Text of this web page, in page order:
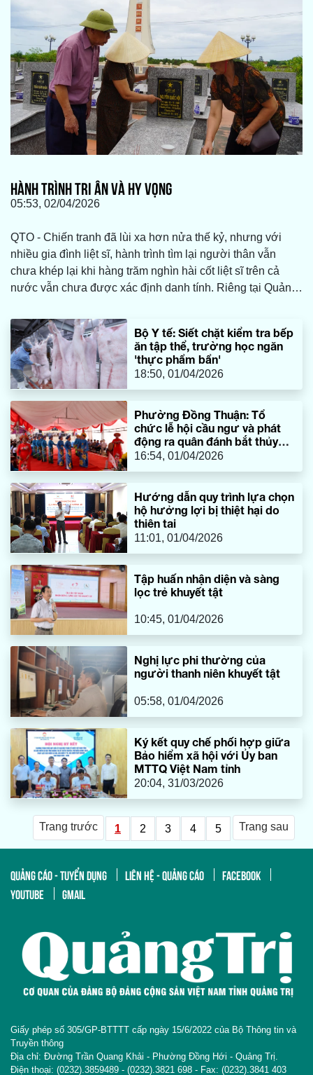
HÀNH TRÌNH TRI ÂN VÀ HY VỌNG
05:53, 02/04/2026
QTO - Chiến tranh đã lùi xa hơn nửa thế kỷ, nhưng với
nhiều gia đình liệt sĩ, hành trình tìm lại người thân vẫn
chưa khép lại khi hàng trăm nghìn hài cốt liệt sĩ trên cả
nước vẫn chưa được xác định danh tính. Riêng tại Quảng
4.446 trường hợp liệt sĩ chưa xác định được danh tính.
Mỗi ngôi mộ vô danh là một nỗi day dứt, một niềm khắc
khoải khôn nguôi…
Bộ Y tế: Siết chặt kiểm tra bếp
ăn tập thể, trường học ngăn
'thực phẩm bẩn'
18:50, 01/04/2026
Phường Đồng Thuận: Tổ
chức lễ hội cầu ngư và phát
động ra quân đánh bắt thủy
sản năm 2026
16:54, 01/04/2026
Hướng dẫn quy trình lựa chọn
hộ hưởng lợi bị thiệt hại do
thiên tai
11:01, 01/04/2026
Tập huấn nhận diện và sàng
lọc trẻ khuyết tật
10:45, 01/04/2026
Nghị lực phi thường của
người thanh niên khuyết tật
05:58, 01/04/2026
Ký kết quy chế phối hợp giữa
Bảo hiểm xã hội với Ủy ban
MTTQ Việt Nam tỉnh
20:04, 31/03/2026
Trang trước 1 2 3 4 5 Trang sau
QUẢNG CÁO - TUYỂN DỤNG LIÊN HỆ - QUẢNG CÁO
FACEBOOK
YOUTUBE
GMAIL
Giấy phép số 305/GP-BTTTT cấp ngày 15/6/2022 của Bộ Thông tin và
Truyền thông
Địa chỉ: Đường Trần Quang Khải - Phường Đồng Hới - Quảng Trị.
Điện thoại: (0232).3859489 - (0232).3821 698 - Fax: (0232).3841 403